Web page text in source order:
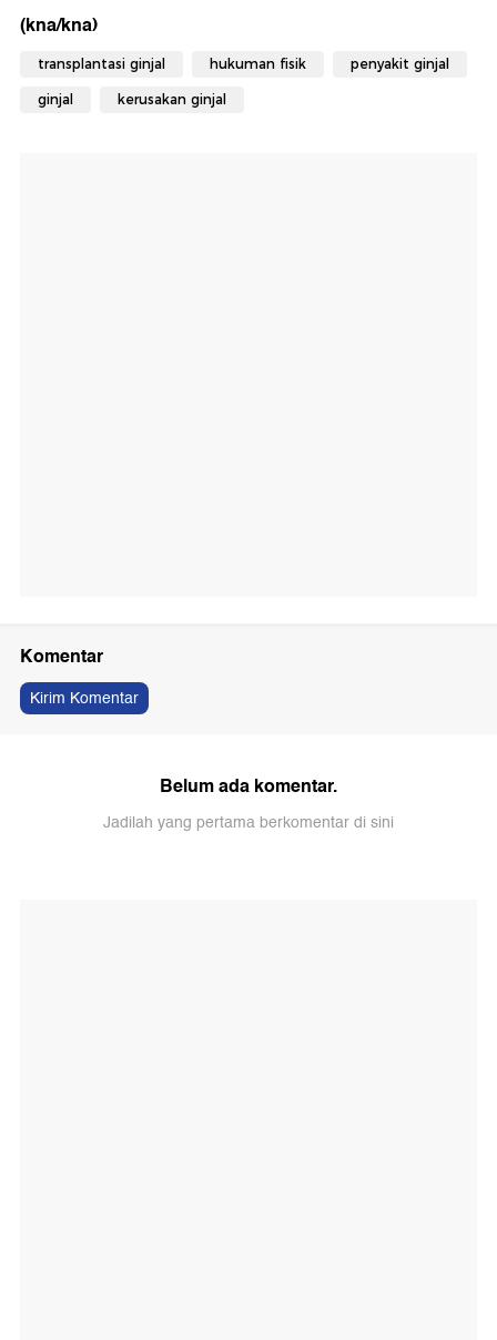
(kna/kna)
transplantasi ginjal hukuman fisik penyakit ginjal
ginjal kerusakan ginjal
Komentar
Kirim Komentar
Belum ada komentar.
Jadilah yang pertama berkomentar di sini